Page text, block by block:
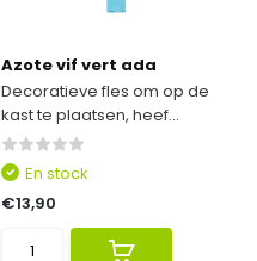
Azote vif vert ada
Decoratieve fles om op de
kast te plaatsen, heef...
En stock
€13,90